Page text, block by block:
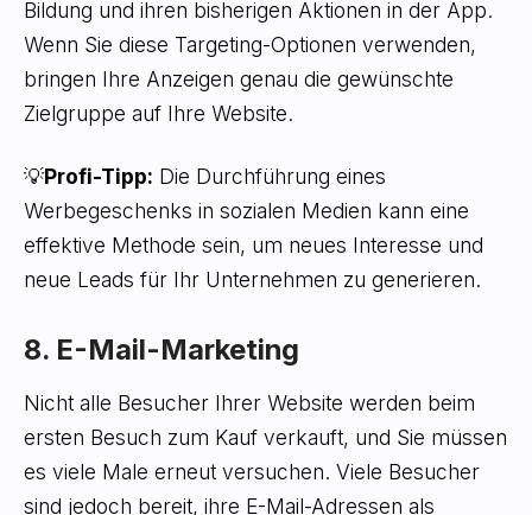
Bildung und ihren bisherigen Aktionen in der App.
Wenn Sie diese Targeting-Optionen verwenden,
bringen Ihre Anzeigen genau die gewünschte
Zielgruppe auf Ihre Website.
💡Profi-Tipp: Die Durchführung eines
Werbegeschenks in sozialen Medien kann eine
effektive Methode sein, um neues Interesse und
neue Leads für Ihr Unternehmen zu generieren.
8. E-Mail-Marketing
Nicht alle Besucher Ihrer Website werden beim
ersten Besuch zum Kauf verkauft, und Sie müssen
es viele Male erneut versuchen. Viele Besucher
sind jedoch bereit, ihre E-Mail-Adressen als